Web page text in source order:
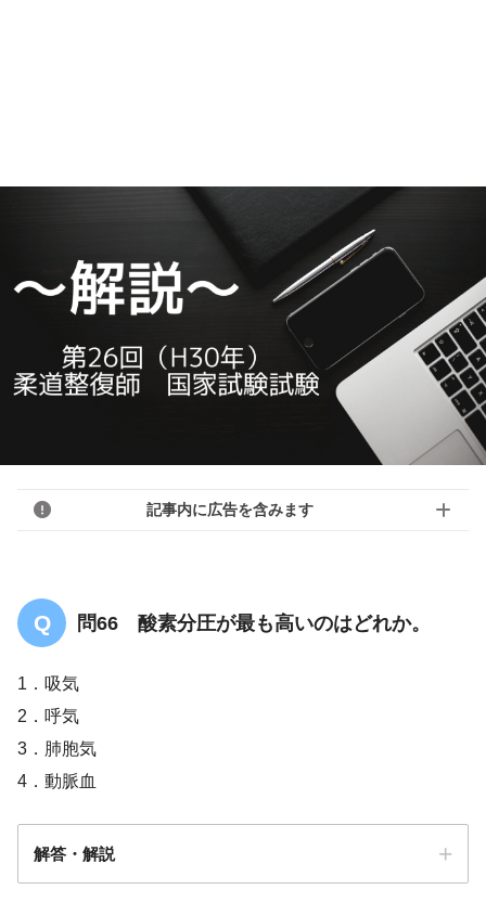
記事内に広告を含みます
問66 酸素分圧が最も高いのはどれか。
1．吸気
2．呼気
3．肺胞気
4．動脈血
解答・解説